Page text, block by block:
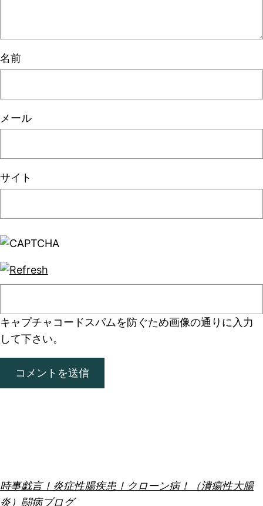
名前
メール
サイト
キャプチャコード スパムを防ぐため画像の通りに入力
して下さい。
時事戯言！炎症性腸疾患！クローン病！（潰瘍性大腸
炎）闘病ブログ